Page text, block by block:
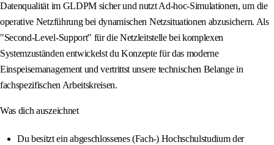
Datenqualität im GLDPM sicher und nutzt Ad-hoc-Simulationen, um die
operative Netzführung bei dynamischen Netzsituationen abzusichern. Als
"Second-Level-Support" für die Netzleitstelle bei komplexen
Systemzuständen entwickelst du Konzepte für das moderne
Einspeisemanagement und vertrittst unsere technischen Belange in
fachspezifischen Arbeitskreisen.
Was dich auszeichnet
Du besitzt ein abgeschlossenes (Fach-) Hochschulstudium der